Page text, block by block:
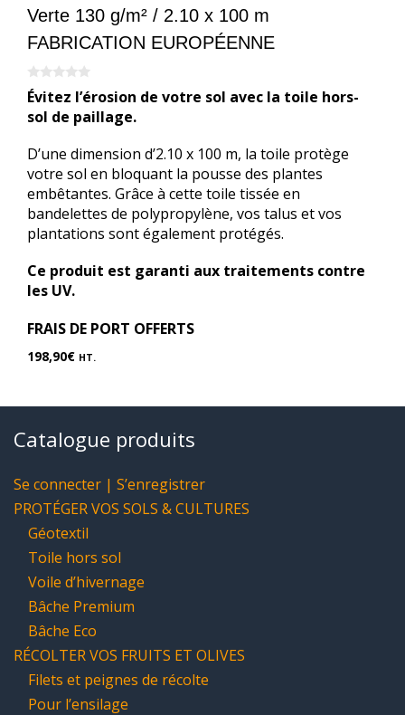
Verte 130 g/m² / 2.10 x 100 m
FABRICATION EUROPÉENNE
0
s
u
r
Évitez l’érosion de votre sol avec la toile hors-
sol de paillage.
D’une dimension d’2.10 x 100 m, la toile protège
votre sol en bloquant la pousse des plantes
embêtantes. Grâce à cette toile tissée en
bandelettes de polypropylène, vos talus et vos
plantations sont également protégés.
Ce produit est garanti aux traitements contre
les UV.
FRAIS DE PORT OFFERTS
198,90€ HT.
Catalogue produits
Se connecter | S’enregistrer
PROTÉGER VOS SOLS & CULTURES
Géotextil
Toile hors sol
Voile d’hivernage
Bâche Premium
Bâche Eco
RÉCOLTER VOS FRUITS ET OLIVES
Filets et peignes de récolte
Pour l’ensilage